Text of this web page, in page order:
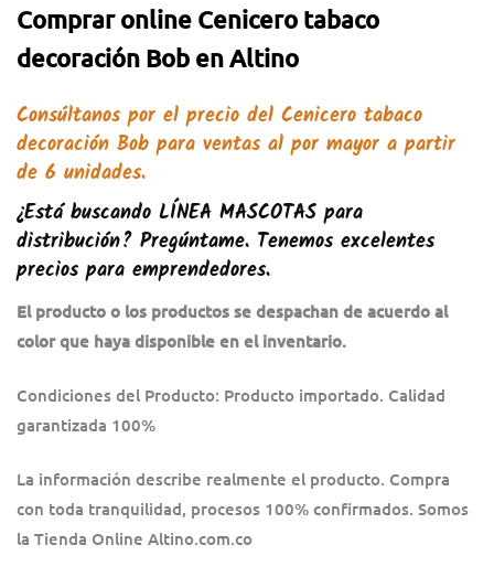
Comprar online Cenicero tabaco
decoración Bob en Altino
Consúltanos por el precio del Cenicero tabaco
decoración Bob para ventas al por mayor a partir
de 6 unidades.
¿Está buscando LÍNEA MASCOTAS para
distribución? Pregúntame. Tenemos excelentes
precios para emprendedores.
El producto o los productos se despachan de acuerdo al
color que haya disponible en el inventario.
Condiciones del Producto: Producto importado. Calidad
garantizada 100%
La información describe realmente el producto. Compra
con toda tranquilidad, procesos 100% confirmados. Somos
la Tienda Online Altino.com.co